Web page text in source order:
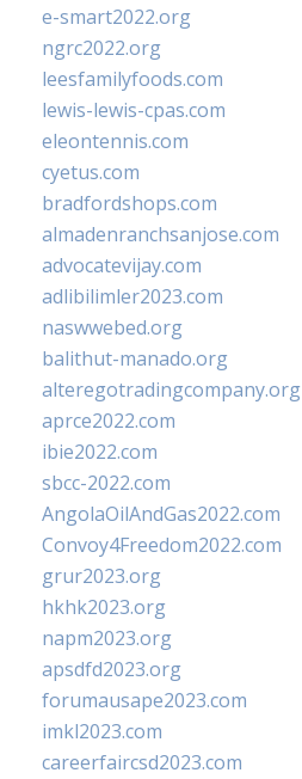
e-smart2022.org
ngrc2022.org
leesfamilyfoods.com
lewis-lewis-cpas.com
eleontennis.com
cyetus.com
bradfordshops.com
almadenranchsanjose.com
advocatevijay.com
adlibilimler2023.com
naswwebed.org
balithut-manado.org
alteregotradingcompany.org
aprce2022.com
ibie2022.com
sbcc-2022.com
AngolaOilAndGas2022.com
Convoy4Freedom2022.com
grur2023.org
hkhk2023.org
napm2023.org
apsdfd2023.org
forumausape2023.com
imkl2023.com
careerfaircsd2023.com